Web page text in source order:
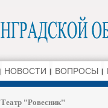
НОВОСТИ ВОПРОСЫ
Театр "Ровесник"